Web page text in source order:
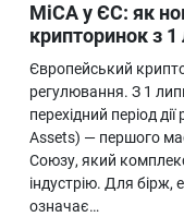
Ukraine
Про нас
MiCA у ЄС: як
крипторинок з
Європейський
регулювання. З 1
перехідний період
Assets) — першого
Союзу, який
індустрію. Для бірж,
означає…